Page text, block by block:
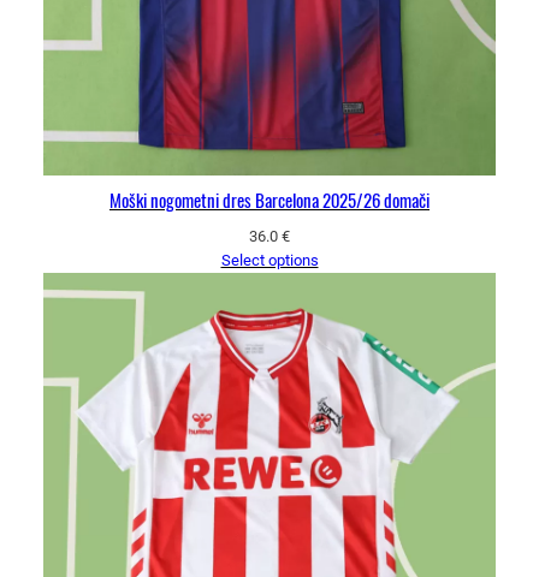
Moški nogometni dres Barcelona 2025/26 domači
36.0 €
Select options